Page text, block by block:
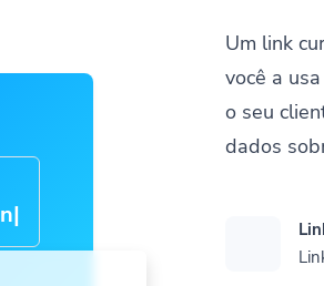
Um link
você a
o seu
dados